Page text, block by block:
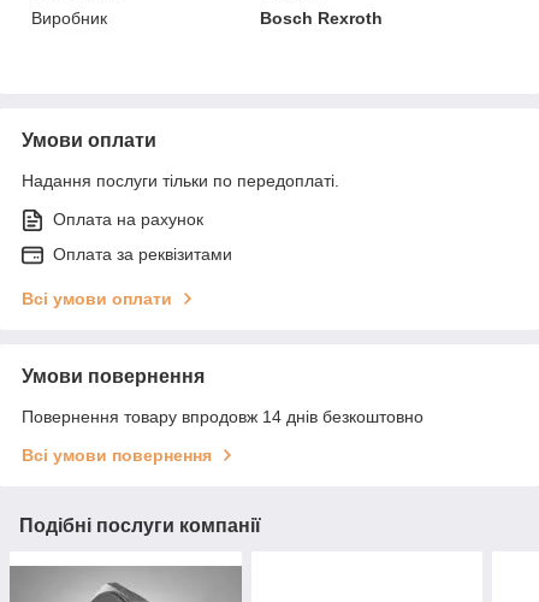
Виробник
Bosch Rexroth
Умови оплати
Надання послуги тільки по передоплаті.
Оплата на рахунок
Оплата за реквізитами
Всі умови оплати
Умови повернення
Повернення товару впродовж 14 днів безкоштовно
Всі умови повернення
Подібні послуги компанії